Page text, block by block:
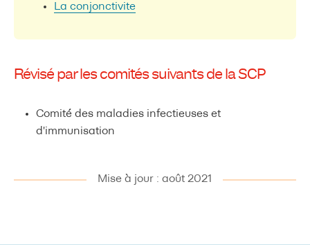
La conjonctivite
Révisé par les comités suivants de la SCP
Comité des maladies infectieuses et
d'immunisation
Mise à jour : août 2021